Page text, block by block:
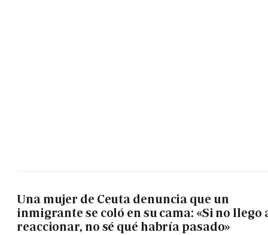
Una mujer de Ceuta denuncia que un
inmigrante se coló en su cama: «Si no llego
reaccionar, no sé qué habría pasado»